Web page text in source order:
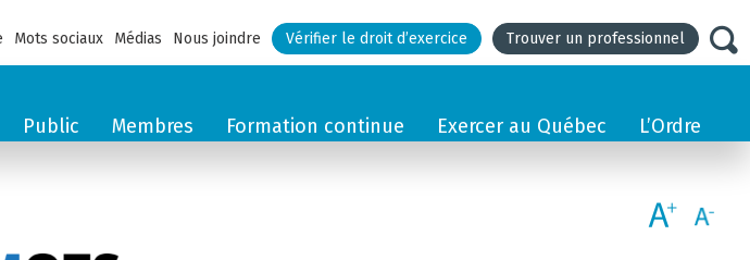
Mots sociaux Médias Nous joindre Vérifier le droit d’exercice Trouver un professionnel
Public Membres Formation continue Exercer au Québec L’Ordre